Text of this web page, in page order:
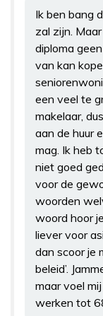
Ik ben bang
zal zijn.
diploma
van kan
een veel te
makelaar,
aan de huur
mag. Ik heb
niet goed
voor de
woorden
woord hoor
liever voor
dan scoor je
beleid’.
maar voel
werken tot